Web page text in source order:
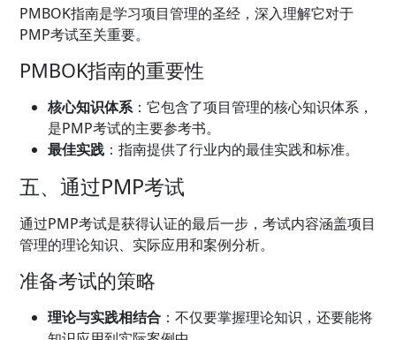
PMBOK指南是学习项目管理的圣经，深入理解它对于
PMP考试至关重要。
PMBOK指南的重要性
核心知识体系：它包含了项目管理的核心知识体系，
是PMP考试的主要参考书。
最佳实践 ：指南提供了行业内的最佳实践和标准。
五、通过PMP考试
通过PMP考试是获得认证的最后一步，考试内容涵盖项目
管理的理论知识、实际应用和案例分析。
准备考试的策略
理论与实践相结合 ：不仅要掌握理论知识，还要能将